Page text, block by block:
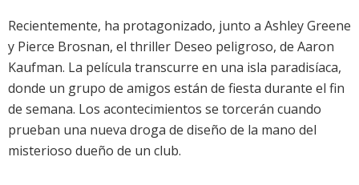
Recientemente, ha protagonizado, junto a Ashley Greene
y Pierce Brosnan, el thriller Deseo peligroso, de Aaron
Kaufman. La película transcurre en una isla paradisíaca,
donde un grupo de amigos están de fiesta durante el fin
de semana. Los acontecimientos se torcerán cuando
prueban una nueva droga de diseño de la mano del
misterioso dueño de un club.